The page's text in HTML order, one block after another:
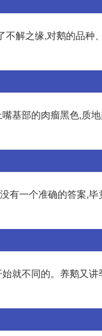
解之缘,对鹅的品种
基部的肉瘤黑色,质
有一个准确的答案,
就不同的。养鹅又